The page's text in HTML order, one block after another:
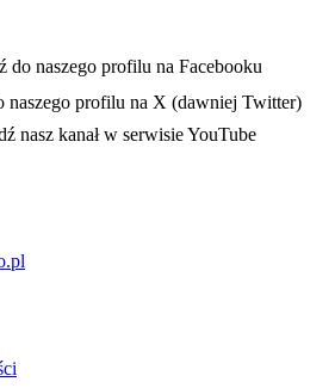
się w nowej karcie
do naszego profilu na Facebooku
karcie
naszego profilu na X (dawniej Twitter)
się w nowej karcie
nasz kanał w serwisie YouTube